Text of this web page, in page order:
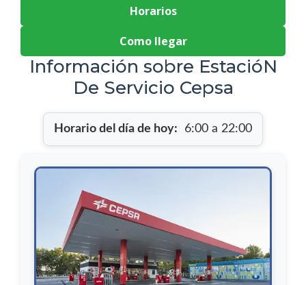
Horarios
Como llegar
Información sobre EstacióN
De Servicio Cepsa
Horario del día de hoy: 6:00 a 22:00